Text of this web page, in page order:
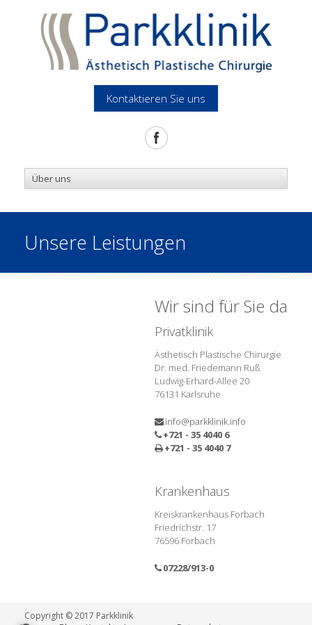
Kontaktieren Sie uns
Unsere Leistungen
Wir sind für Sie da
Privatklinik
Ästhetisch Plastische Chirurgie
Dr. med. Friedemann Ruß
Ludwig-Erhard-Allee 20
76131 Karlsruhe
info@parkklinik.info
+721 - 35 4040 6
+721 - 35 4040 7
Krankenhaus
Kreiskrankenhaus Forbach
Friedrichstr. 17
76596 Forbach
07228/913-0
Copyright © 2017 Parkklinik